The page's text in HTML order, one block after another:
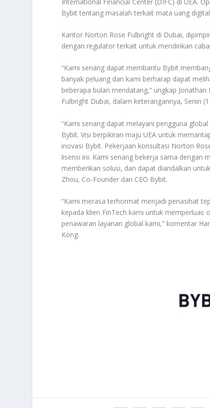
Bybit tentang masalah terkait mata uang
Kantor Norton Rose Fulbright di Dubai,
dengan regulator terkait untuk mendirikan
“Kami senang dapat membantu Bybit
banyak peluang dan kami berharap dapat
beberapa bulan mendatang,” ungkap
Fulbright Dubai, dalam keterangannya, Senin
“Kami senang dapat melayani pengguna
Bybit. Visi berpikiran maju UEA untuk
inovasi Bybit. Pekerjaan konsultasi Norton
lisensi ini. Kami senang bekerja sama dengan
memberikan solusi, dan dapat diandalkan
Zhou, Co-Founder dan CEO Bybit.
“Kami merasa terhormat menjadi penasihat
kepada klien FinTech kami untuk memperluas
penawaran layanan global kami,” komentar
Kong.